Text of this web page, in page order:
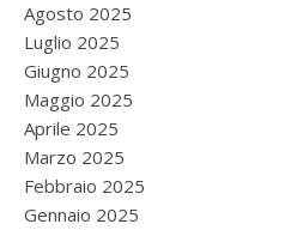
Agosto 2025
Luglio 2025
Giugno 2025
Maggio 2025
Aprile 2025
Marzo 2025
Febbraio 2025
Gennaio 2025